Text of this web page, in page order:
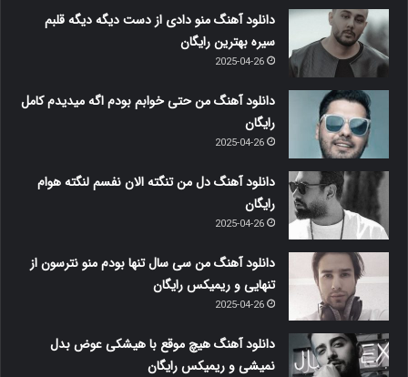
دانلود آهنگ منو دادی از دست دیگه دیگه قلبم
سیره بهترین رایگان
2025-04-26
دانلود آهنگ من حتی خوابم بودم اگه میدیدم کامل
رایگان
2025-04-26
دانلود آهنگ دل من تنگته الان نفسم لنگته هوام
رایگان
2025-04-26
دانلود آهنگ من سی سال تنها بودم منو نترسون از
تنهایی و ریمیکس رایگان
2025-04-26
دانلود آهنگ هیچ موقع با هیشکی عوض بدل
نمیشی و ریمیکس رایگان